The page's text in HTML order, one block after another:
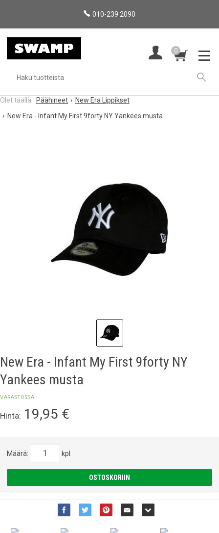
010-239 2090
0
Päähineet
New Era Lippikset
New Era - Infant My First 9forty NY Yankees musta
New Era - Infant My First 9forty NY
Yankees musta
VARASTOSSA
Hinta: 19,95 €
Määrä: kpl
OSTOSKORIIN